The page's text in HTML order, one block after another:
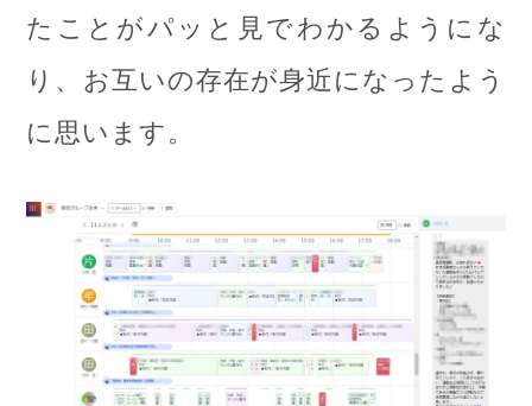
たことがパッと見でわかるようにな
り、お互いの存在が身近になったよう
に思います。